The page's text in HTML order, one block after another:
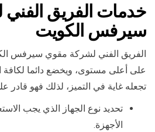
خدمات الفريق
سيرفس الكويت
الفريق الفني لشركة مقوي سيرفس
على أعلى مستوى، ويخضع دائما لكافة
تجعله غاية في التميز، لذلك فهو قادر
تحديد نوع الجهاز الذي يجب
الأجهزة.